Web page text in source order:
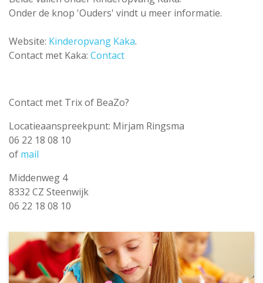
Onder de knop 'Ouders' vindt u meer informatie.
Website: Kinderopvang Kaka.
Contact met Kaka: Contact
Contact met Trix of BeaZo?
Locatieaanspreekpunt: Mirjam Ringsma
06 22 18 08 10
of mail
Middenweg 4
8332 CZ Steenwijk
06 22 18 08 10